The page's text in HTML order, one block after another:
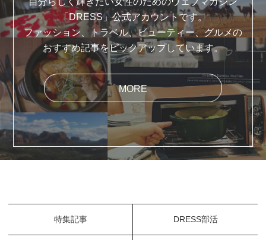
「DRESS」公式アカウントです。
ファッション、トラベル、ビューティー、グルメの
おすすめ記事をピックアップしています。
MORE
特集記事 DRESS部活